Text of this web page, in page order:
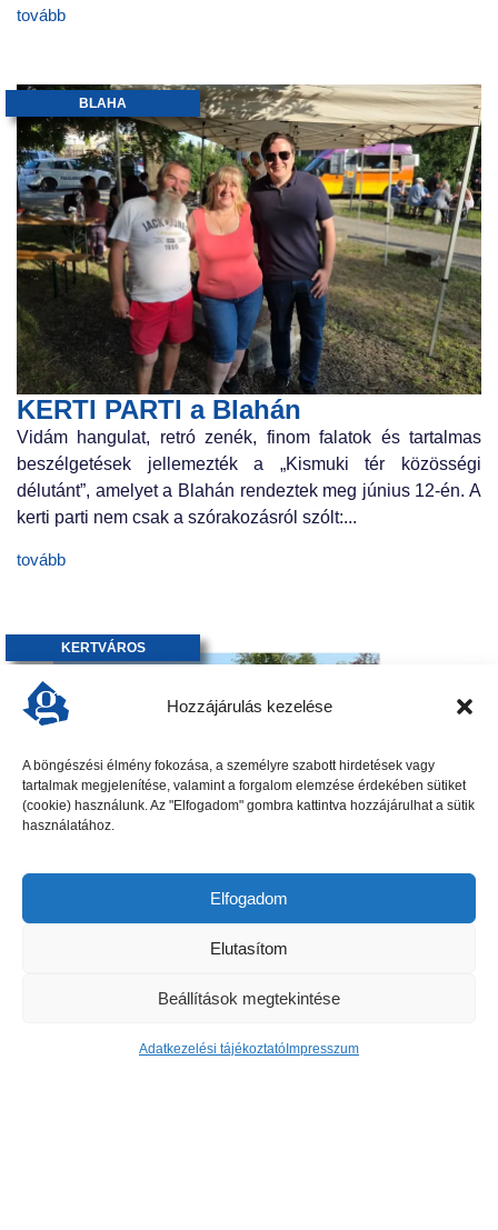
Hozzájárulás kezelése
A böngészési élmény fokozása, a személyre szabott hirdetések vagy
tartalmak megjelenítése, valamint a forgalom elemzése érdekében sütiket
(cookie) használunk. Az "Elfogadom" gombra kattintva hozzájárulhat a sütik
használatához.
Elfogadom
Elutasítom
Beállítások megtekintése
Adatkezelési tájékoztató Impresszum
tovább
KERTI PARTI a Blahán
BLAHA
Vidám hangulat, retró zenék, finom falatok és tartalmas
beszélgetések jellemezték a „Kismuki tér közösségi
délutánt”, amelyet a Blahán rendeztek meg június 12-én. A
kerti parti nem csak a szórakozásról szólt:...
tovább
Nagy sikerrel zárult a Kertvárosi
KERTVÁROS
A tavalyi eső után idén igazi, hamisítatlan nyári hőséget
kaptak a Címer utcai játszótéren összegyűlt helyiek, a